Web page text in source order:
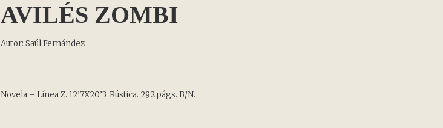
AVILÉS ZOMBI
Autor: Saúl Fernández
Novela – Línea Z. 12’7X20’3. Rústica. 292 págs. B/N.